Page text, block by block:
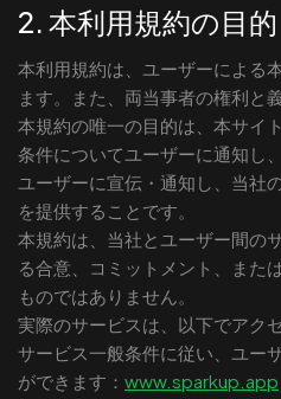
2. 本利用規約の目的
本利用規約は、ユーザーによる
ます。また、両当事者の権利と
本規約の唯一の目的は、本サイ
条件についてユーザーに通知し
ユーザーに宣伝・通知し、当社
を提供することです。
本規約は、当社とユーザー間の
る合意、コミットメント、また
ものではありません。
実際のサービスは、以下でアク
サービス一般条件に従い、ユー
ができます： www.sparkup.app